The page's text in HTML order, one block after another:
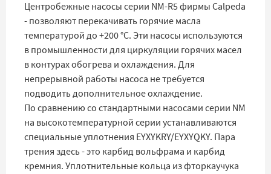
Центробежные насосы серии NM-R5 фирмы Calpeda
- позволяют перекачивать горячие масла
температурой до +200 °C. Эти насосы используются
в промышленности для циркуляции горячих масел
в контурах обогрева и охлаждения. Для
непрерывной работы насоса не требуется
подводить дополнительное охлаждение.
По сравнению со стандартными насосами серии NM
на высокотемпературной серии устанавливаются
специальные уплотнения EYXYKRY/EYXYQKY. Пара
трения здесь - это карбид вольфрама и карбид
кремния. Уплотнительные кольца из фторкаучука